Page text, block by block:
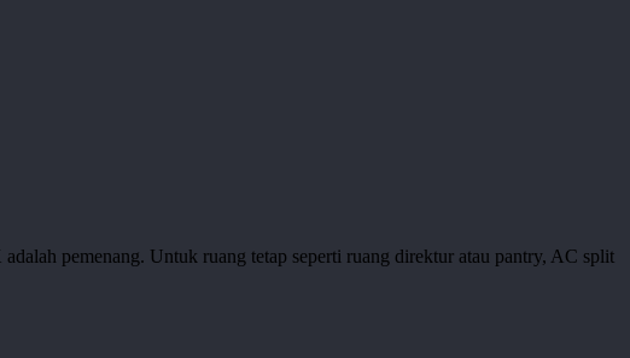
pemenang. Untuk ruang tetap seperti ruang direktur atau pantry, AC split